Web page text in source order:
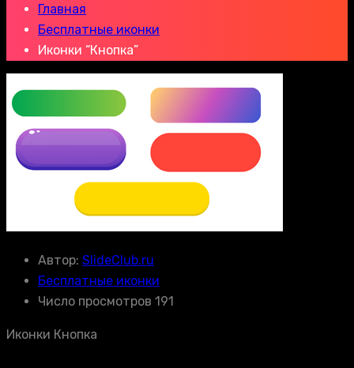
Главная
Бесплатные иконки
Иконки “Кнопка”
Автор: SlideClub.ru
Бесплатные иконки
Число просмотров 191
Иконки Кнопка